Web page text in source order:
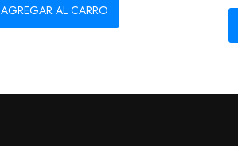
AGREGAR AL CARRO